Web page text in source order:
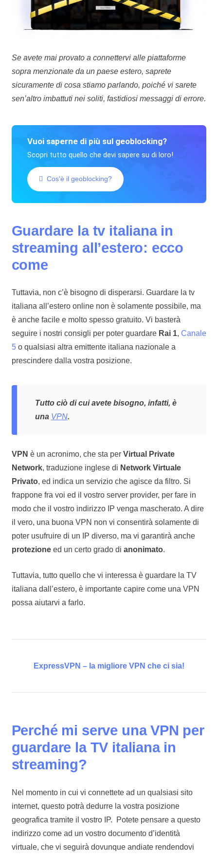
Se avete mai provato a connettervi alle piattaforme
sopra menzionate da un paese estero, saprete
sicuramente di cosa stiamo parlando, poiché vi sarete
sen’altro imbattuti nei soliti, fastidiosi messaggi di errore.
Vuoi saperne di più sul geoblocking?
Scopri tutto quello che devi sapere su di loro!
Cos'è il geoblocking?
Guardare la tv italiana in
streaming all’estero: ecco
come
Tuttavia, non c’è bisogno di disperarsi. Guardare la tv
italiana all’estero online non è solamente possibile, ma
è anche facile e molto spesso gratuito. Vi basterà
seguire i nostri consigli per poter guardare Rai 1, Canale
5o qualsiasi altra emittente italiana nazionale a
prescindere dalla vostra posizione.
Tutto ciò di cui avete bisogno, infatti, è
una VPN.
VPN è un acronimo, che sta per Virtual Private
Network, traduzione inglese di Network Virtuale
Privato, ed indica un servizio che agisce da filtro. Si
frappone fra voi ed il vostro server provider, per fare in
modo che il vostro indirizzo IP venga mascherato. A dire
il vero, una buona VPN non vi consentirà solamente di
poter usufruire di un IP diverso, ma vi garantirà anche
protezioneed un certo grado di anonimato.
Tuttavia, tutto quello che vi interessa è guardare la TV
italiana dall’estero, è importante capire come una VPN
possa aiutarvi a farlo.
ExpressVPN – la migliore VPN che ci sia!
Perché mi serve una VPN per
guardare la TV italiana in
streaming?
Nel momento in cui vi connettete ad un qualsiasi sito
internet, questo potrà dedurre la vostra posizione
geografica tramite il vostro IP. Potete pensare a questo
indirizzo come ad un vostro documento d’identità
virtuale, che vi seguirà dovunque andiate rendendovi